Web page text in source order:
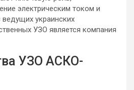
электрическим током и
украинских
УЗО является компания
УЗО АСКО-